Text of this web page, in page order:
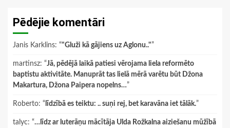
Pēdējie komentāri
Janis Karklins: “"Gluži kā gājiens uz Aglonu.."”
martinsz: “Jā, pēdējā laikā patiesi vērojama liela reformēto
baptistu aktivitāte. Manuprāt tas lielā mērā varētu būt Džona
Makartura, Džona Paipera nopelns…”
Roberto: “ līdzībā es teiktu: .. suņi rej, bet karavāna iet tālāk.”
talyc: “…līdz ar luterāņu mācītāja Ulda Rožkalna aiziešanu mūžībā